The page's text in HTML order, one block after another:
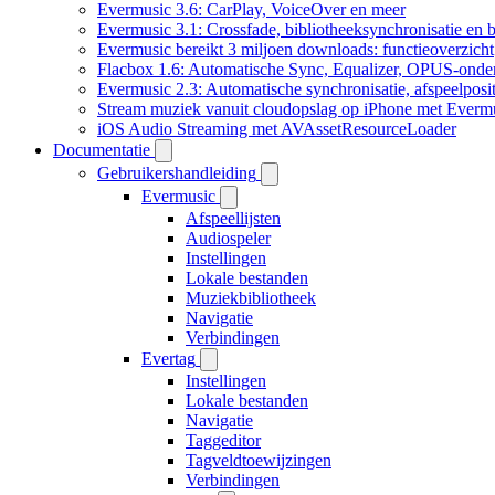
Evermusic 3.6: CarPlay, VoiceOver en meer
Evermusic 3.1: Crossfade, bibliotheeksynchronisatie en
Evermusic bereikt 3 miljoen downloads: functieoverzicht
Flacbox 1.6: Automatische Sync, Equalizer, OPUS-
Evermusic 2.3: Automatische synchronisatie,
Stream muziek vanuit cloudopslag op iPhone met
iOS Audio Streaming met AVAssetResourceLoader
Documentatie
Gebruikershandleiding
Evermusic
Afspeellijsten
Audiospeler
Instellingen
Lokale bestanden
Muziekbibliotheek
Navigatie
Verbindingen
Evertag
Instellingen
Lokale bestanden
Navigatie
Taggeditor
Tagveldtoewijzingen
Verbindingen